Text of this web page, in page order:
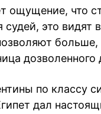
ощущение, что
судей, это видят
больше,
по классу
дал